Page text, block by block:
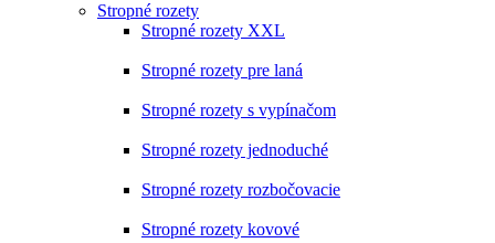
Stropné rozety
Stropné rozety XXL
Stropné rozety pre laná
Stropné rozety s vypínačom
Stropné rozety jednoduché
Stropné rozety rozbočovacie
Stropné rozety kovové